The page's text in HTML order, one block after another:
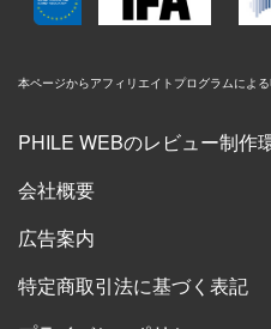
本ページからアフィリエイトプログラムによ
PHILE WEBのレビュー制作
会社概要
広告案内
特定商取引法に基づく表記